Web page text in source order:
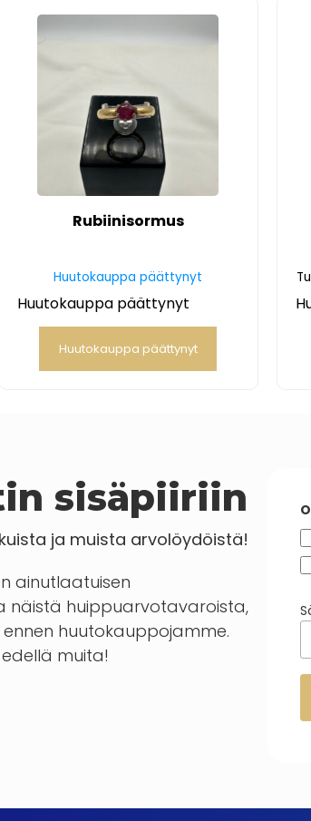
Rubiinisormus
Huutokauppa päättynyt
Huutokauppa päättynyt
Huutokauppa päättynyt
sisäpiiriin
ja muista arvolöydöistä!
ainutlaatuisen
näistä huippuarvotavaroista,
huutokauppojamme.
muita!